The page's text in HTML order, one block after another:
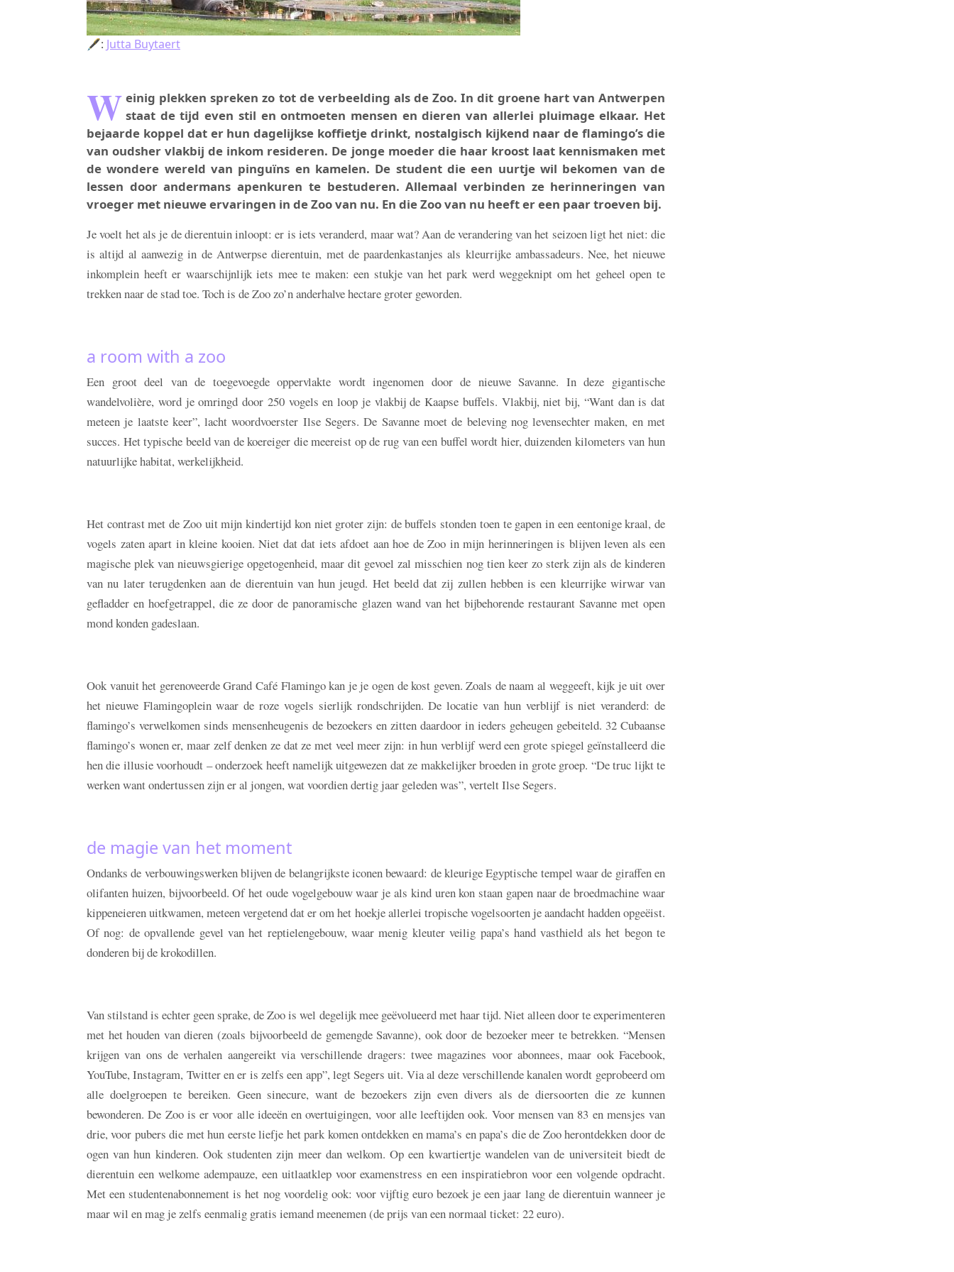
🖋: Jutta Buytaert
W einig plekken spreken zo tot de verbeelding als de Zoo. In dit groene hart van Antwerpen
staat de tijd even stil en ontmoeten mensen en dieren van allerlei pluimage elkaar. Het
bejaarde koppel dat er hun dagelijkse koffietje drinkt, nostalgisch kijkend naar de flamingo’s die
van oudsher vlakbij de inkom resideren. De jonge moeder die haar kroost laat kennismaken met
de wondere wereld van pinguïns en kamelen. De student die een uurtje wil bekomen van de
lessen door andermans apenkuren te bestuderen. Allemaal verbinden ze herinneringen van
vroeger met nieuwe ervaringen in de Zoo van nu. En die Zoo van nu heeft er een paar troeven bij.
Je voelt het als je de dierentuin inloopt: er is iets veranderd, maar wat? Aan de verandering van het seizoen ligt het niet: die
is altijd al aanwezig in de Antwerpse dierentuin, met de paardenkastanjes als kleurrijke ambassadeurs. Nee, het nieuwe
inkomplein heeft er waarschijnlijk iets mee te maken: een stukje van het park werd weggeknipt om het geheel open te
trekken naar de stad toe. Toch is de Zoo zo’n anderhalve hectare groter geworden.
a room with a zoo
Een groot deel van de toegevoegde oppervlakte wordt ingenomen door de nieuwe Savanne. In deze gigantische
wandelvolière, word je omringd door 250 vogels en loop je vlakbij de Kaapse buffels. Vlakbij, niet bij, “Want dan is dat
meteen je laatste keer”, lacht woordvoerster Ilse Segers. De Savanne moet de beleving nog levensechter maken, en met
succes. Het typische beeld van de koereiger die meereist op de rug van een buffel wordt hier, duizenden kilometers van hun
natuurlijke habitat, werkelijkheid.
Het contrast met de Zoo uit mijn kindertijd kon niet groter zijn: de buffels stonden toen te gapen in een eentonige kraal, de
vogels zaten apart in kleine kooien. Niet dat dat iets afdoet aan hoe de Zoo in mijn herinneringen is blijven leven als een
magische plek van nieuwsgierige opgetogenheid, maar dit gevoel zal misschien nog tien keer zo sterk zijn als de kinderen
van nu later terugdenken aan de dierentuin van hun jeugd. Het beeld dat zij zullen hebben is een kleurrijke wirwar van
gefladder en hoefgetrappel, die ze door de panoramische glazen wand van het bijbehorende restaurant Savanne met open
mond konden gadeslaan.
Ook vanuit het gerenoveerde Grand Café Flamingo kan je je ogen de kost geven. Zoals de naam al weggeeft, kijk je uit over
het nieuwe Flamingoplein waar de roze vogels sierlijk rondschrijden. De locatie van hun verblijf is niet veranderd: de
flamingo’s verwelkomen sinds mensenheugenis de bezoekers en zitten daardoor in ieders geheugen gebeiteld. 32 Cubaanse
flamingo’s wonen er, maar zelf denken ze dat ze met veel meer zijn: in hun verblijf werd een grote spiegel geïnstalleerd die
hen die illusie voorhoudt – onderzoek heeft namelijk uitgewezen dat ze makkelijker broeden in grote groep. “De truc lijkt te
werken want ondertussen zijn er al jongen, wat voordien dertig jaar geleden was”, vertelt Ilse Segers.
de magie van het moment
Ondanks de verbouwingswerken blijven de belangrijkste iconen bewaard: de kleurige Egyptische tempel waar de giraffen en
olifanten huizen, bijvoorbeeld. Of het oude vogelgebouw waar je als kind uren kon staan gapen naar de broedmachine waar
kippeneieren uitkwamen, meteen vergetend dat er om het hoekje allerlei tropische vogelsoorten je aandacht hadden opgeëist.
Of nog: de opvallende gevel van het reptielengebouw, waar menig kleuter veilig papa’s hand vasthield als het begon te
donderen bij de krokodillen.
Van stilstand is echter geen sprake, de Zoo is wel degelijk mee geëvolueerd met haar tijd. Niet alleen door te experimenteren
met het houden van dieren (zoals bijvoorbeeld de gemengde Savanne), ook door de bezoeker meer te betrekken. “Mensen
krijgen van ons de verhalen aangereikt via verschillende dragers: twee magazines voor abonnees, maar ook Facebook,
YouTube, Instagram, Twitter en er is zelfs een app”, legt Segers uit. Via al deze verschillende kanalen wordt geprobeerd om
alle doelgroepen te bereiken. Geen sinecure, want de bezoekers zijn even divers als de diersoorten die ze kunnen
bewonderen. De Zoo is er voor alle ideeën en overtuigingen, voor alle leeftijden ook. Voor mensen van 83 en mensjes van
drie, voor pubers die met hun eerste liefje het park komen ontdekken en mama’s en papa’s die de Zoo herontdekken door de
ogen van hun kinderen. Ook studenten zijn meer dan welkom. Op een kwartiertje wandelen van de universiteit biedt de
dierentuin een welkome adempauze, een uitlaatklep voor examenstress en een inspiratiebron voor een volgende opdracht.
Met een studentenabonnement is het nog voordelig ook: voor vijftig euro bezoek je een jaar lang de dierentuin wanneer je
maar wil en mag je zelfs eenmalig gratis iemand meenemen (de prijs van een normaal ticket: 22 euro).